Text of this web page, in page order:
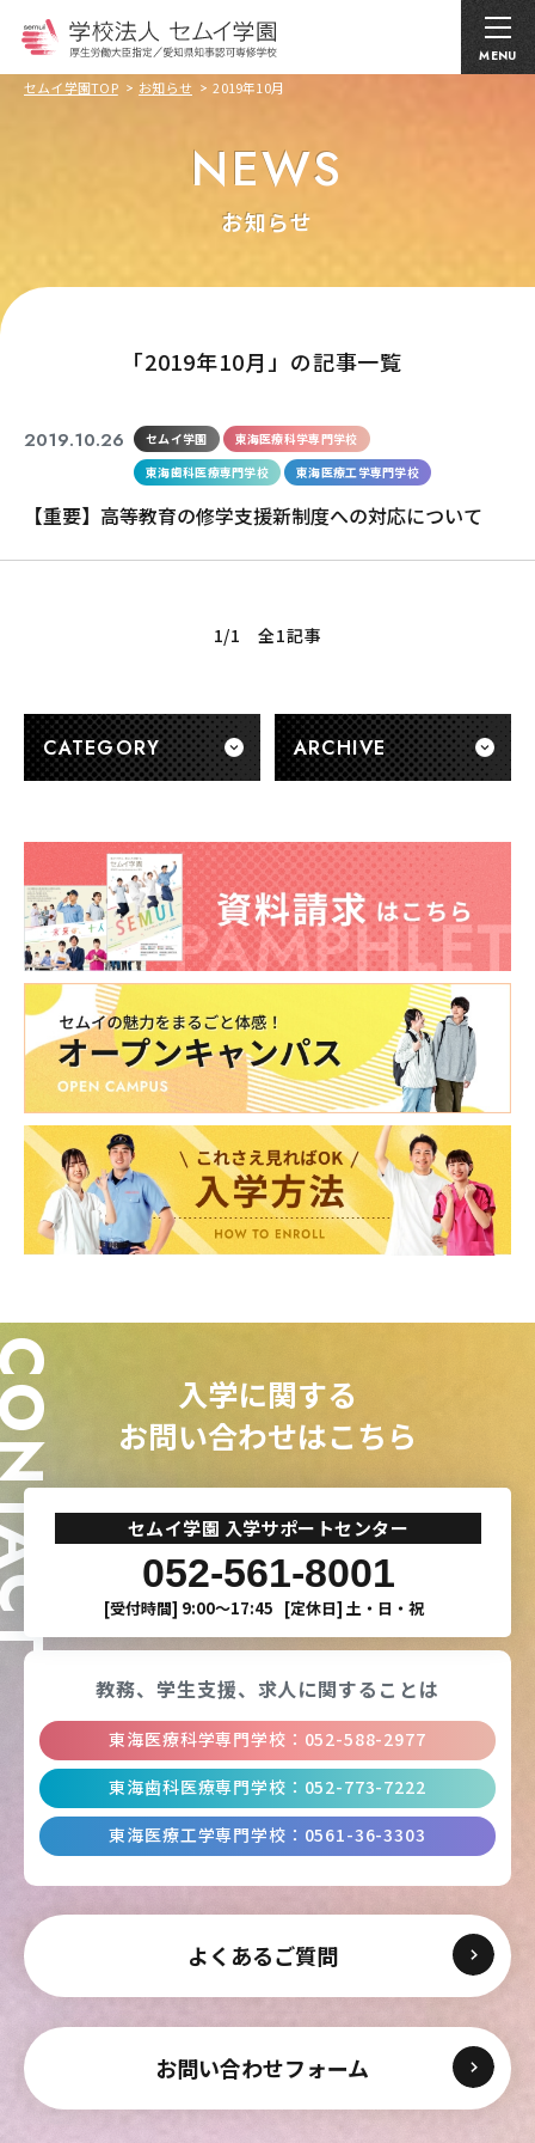
MENU
セムイ学園TOP お知らせ 2019年10月
NEWS
お知らせ
｢2019年10月」の記事一覧
2019.10.26 セムイ学園
東海医療科学専門学校
東海歯科医療専門学校
東海医療工学専門学校
【重要】高等教育の修学支援新制度への対応について
1/1 全1記事
CATEGORY ARCHIVE
入学に関する
お問い合わせはこちら
セムイ学園 入学サポートセンター
052-561-8001
[受付時間] 9:00〜17:45 [定休日] 土・日・祝
よくあるご質問
お問い合わせフォーム
教務、学生支援、 求人に関することは
東海医療科学専門学校 ： 052-588-2977
東海歯科医療専門学校 ： 052-773-7222
東海医療工学専門学校 ： 0561-36-3303